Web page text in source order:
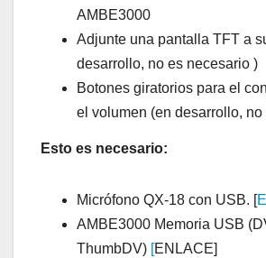
AMBE3000
Adjunte una pantalla TFT a
desarrollo, no es necesario )
Botones giratorios para el
el volumen (en desarrollo,
Esto es necesario:
Micrófono QX-18 con USB. [
AMBE3000 Memoria USB
ThumbDV) [ENLACE]